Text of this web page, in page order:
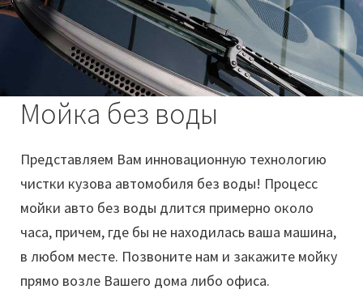
Мойка без воды
Представляем Вам инновационную технологию
чистки кузова автомобиля без воды! Процесс
мойки авто без воды длится примерно около
часа, причем, где бы не находилась ваша машина,
в любом месте. Позвоните нам и закажите мойку
прямо возле Вашего дома либо офиса.